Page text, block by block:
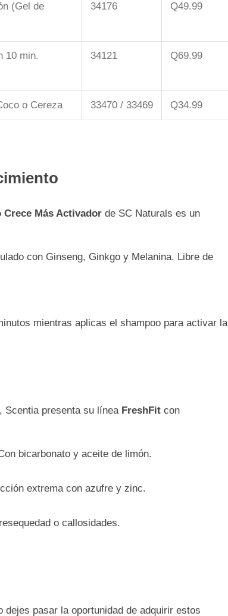
(Gel de
34176 Q49.99
10 min. 34121 Q69.99
o Cereza 33470 / 33469 Q34.99
Crece Más Activadorde SC Naturals es un
con Ginseng, Ginkgo y Melanina. Libre de
mientras aplicas el shampoo para activar la
Scentia presenta su línea FreshFitcon
bicarbonato y aceite de limón.
extrema con azufre y zinc.
o callosidades.
dejes pasar la oportunidad de adquirir estos